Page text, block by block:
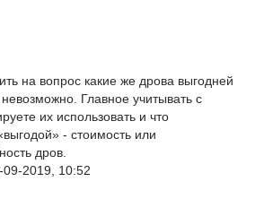
на вопрос какие же дрова выгодней
Главное учитывать с
их использовать и что
- стоимость или
дров.
2019, 10:52